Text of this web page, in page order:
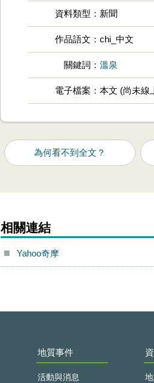
資料類型 新聞
作品語文 chi_中文
關鍵詞 溫泉
電子檔案 本文 (尚未線
為何看不到全文？
相關連結
Yahoo奇摩
地質事件
活動與消息